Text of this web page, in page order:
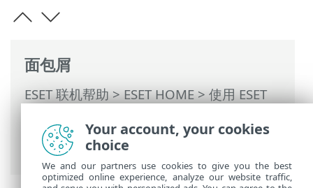
面包屑
ESET 联机帮助>ESET HOME>使用 ESET
Anti-Theft >受 Anti-Theft 保护的设备>优
> Windows 用户 > Phantom 帐户问题
Your account, your cookies
choice
We and our partners use cookies to give you the best
optimized online experience, analyze our website traffic,